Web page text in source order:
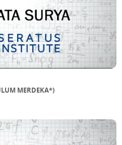
MERDEKA*)